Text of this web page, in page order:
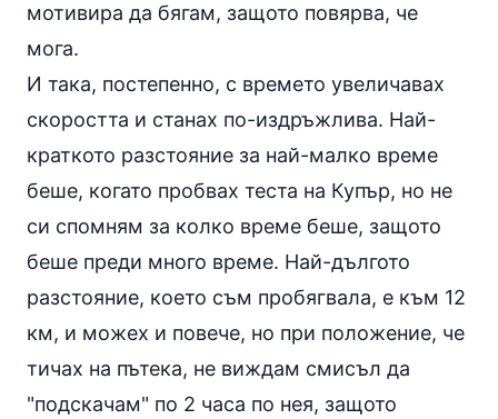
мотивира да бягам, защото повярва, че
мога.
И така, постепенно, с времето увеличавах
скоростта и станах по-издръжлива. Най-
краткото разстояние за най-малко време
беше, когато пробвах теста на Купър, но не
си спомням за колко време беше, защото
беше преди много време. Най-дългото
разстояние, което съм пробягвала, е към 12
км, и можех и повече, но при положение, че
тичах на пътека, не виждам смисъл да
"подскачам" по 2 часа по нея, защото